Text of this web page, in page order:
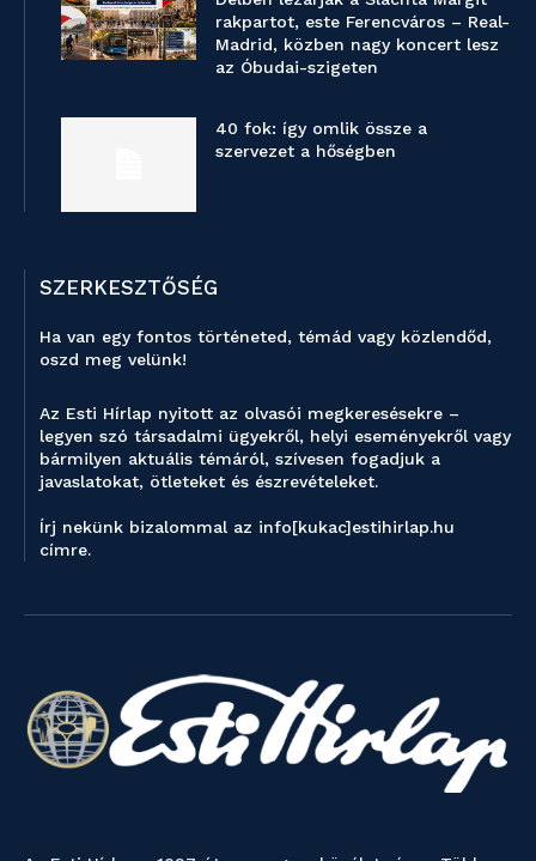
rakpartot, este Ferencváros – Real-
Madrid, közben nagy koncert lesz
az Óbudai-szigeten
40 fok: így omlik össze a
szervezet a hőségben
SZERKESZTŐSÉG
Ha van egy fontos történeted, témád vagy közlendőd,
oszd meg velünk!
Az Esti Hírlap nyitott az olvasói megkeresésekre –
legyen szó társadalmi ügyekről, helyi eseményekről vagy
bármilyen aktuális témáról, szívesen fogadjuk a
javaslatokat, ötleteket és észrevételeket.
Írj nekünk bizalommal az info[kukac]estihirlap.hu
címre.